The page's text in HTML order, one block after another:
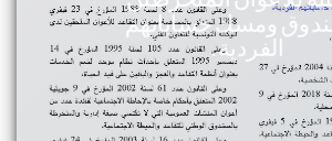
ومسك حساباتهم
الفردية.